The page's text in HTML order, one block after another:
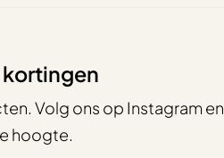
Volg ons op Instagram en
hoogte.